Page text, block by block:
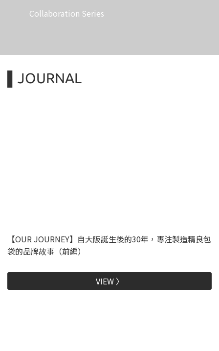
Collaboration Series
▌JOURNAL
【OUR JOURNEY】自大阪誕生後的30年，專注製造精良包
袋的品牌故事（前編）
VIEW 〉